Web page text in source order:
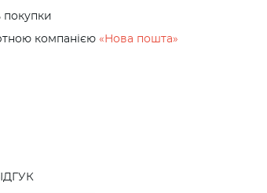
покупки
компанією «Нова пошта»